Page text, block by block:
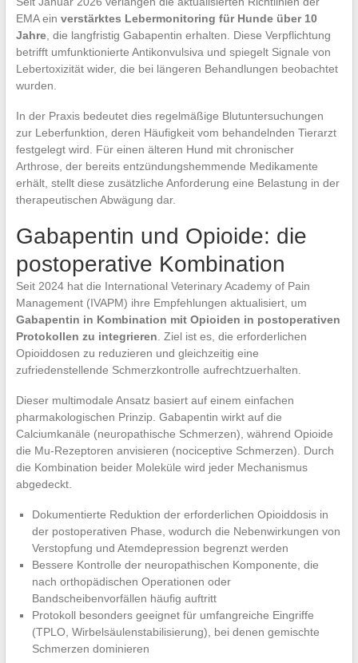
EMA ein verstärktes Lebermonitoring für Hunde über 10
Jahre, die langfristig Gabapentin erhalten. Diese Verpflichtung
betrifft umfunktionierte Antikonvulsiva und spiegelt Signale von
Lebertoxizität wider, die bei längeren Behandlungen beobachtet
wurden.
In der Praxis bedeutet dies regelmäßige Blutuntersuchungen
zur Leberfunktion, deren Häufigkeit vom behandelnden Tierarzt
festgelegt wird. Für einen älteren Hund mit chronischer
Arthrose, der bereits entzündungshemmende Medikamente
erhält, stellt diese zusätzliche Anforderung eine Belastung in der
therapeutischen Abwägung dar.
Gabapentin und Opioide: die
postoperative Kombination
Seit 2024 hat die International Veterinary Academy of Pain
Management (IVAPM) ihre Empfehlungen aktualisiert, um
Gabapentin in Kombination mit Opioiden in postoperativen
Protokollen zu integrieren . Ziel ist es, die erforderlichen
Opioiddosen zu reduzieren und gleichzeitig eine
zufriedenstellende Schmerzkontrolle aufrechtzuerhalten.
Dieser multimodale Ansatz basiert auf einem einfachen
pharmakologischen Prinzip. Gabapentin wirkt auf die
Calciumkanäle (neuropathische Schmerzen), während Opioide
die Mu-Rezeptoren anvisieren (nociceptive Schmerzen). Durch
die Kombination beider Moleküle wird jeder Mechanismus
abgedeckt.
Dokumentierte Reduktion der erforderlichen Opioiddosis in
der postoperativen Phase, wodurch die Nebenwirkungen von
Verstopfung und Atemdepression begrenzt werden
Bessere Kontrolle der neuropathischen Komponente, die
nach orthopädischen Operationen oder
Bandscheibenvorfällen häufig auftritt
Protokoll besonders geeignet für umfangreiche Eingriffe
(TPLO, Wirbelsäulenstabilisierung), bei denen gemischte
Schmerzen dominieren